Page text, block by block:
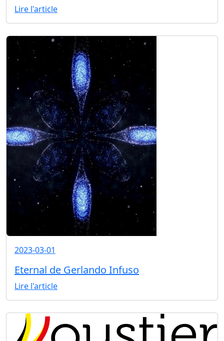
Lire l'article
2023-03-01
Eternal de Gerlando Infuso
Lire l'article